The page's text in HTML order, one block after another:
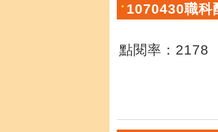
1070430職科
點閱率：2178